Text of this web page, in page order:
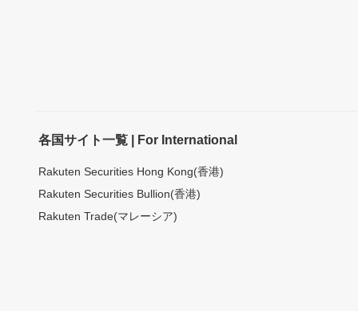
各国サイト一覧 | For International
Rakuten Securities Hong Kong(香港)
Rakuten Securities Bullion(香港)
Rakuten Trade(マレーシア)